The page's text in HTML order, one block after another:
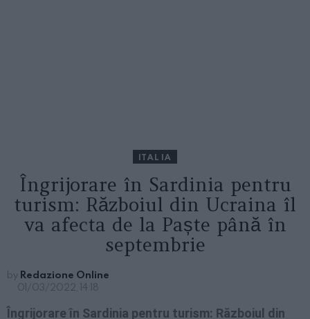
ITALIA
Îngrijorare în Sardinia pentru
turism: Războiul din Ucraina îl
va afecta de la Paște până în
septembrie
by Redazione Online
01/03/2022, 14:18
Îngrijorare în Sardinia pentru turism: Războiul din